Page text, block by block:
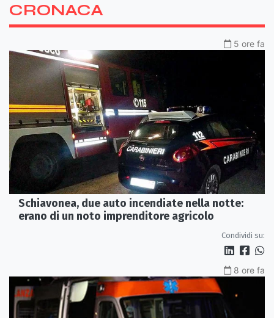
CRONACA
5 ore fa
Schiavonea, due auto incendiate nella notte:
erano di un noto imprenditore agricolo
Condividi su:
8 ore fa